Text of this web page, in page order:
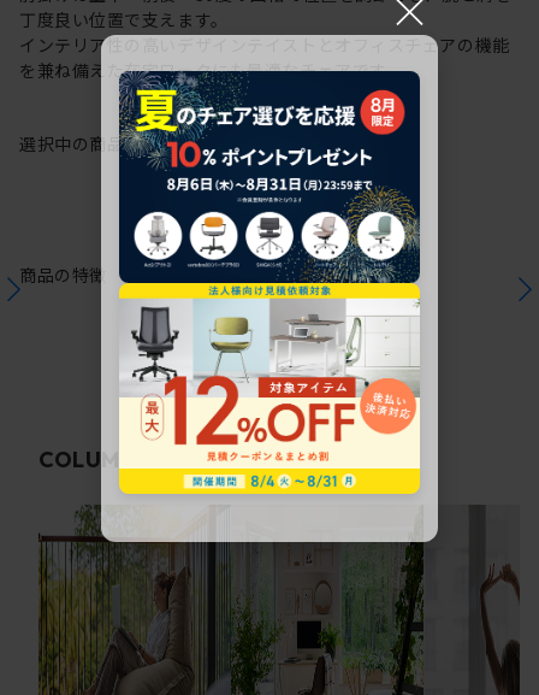
丁度良い位置で支えます。
インテリア性の高いデザインテイストとオフィスチェアの機能
を兼ね備えた在宅ワークにも最適なチェアです。
選択中の商品情報保証注意事項
商品の特徴
COLUMN 関連コラム